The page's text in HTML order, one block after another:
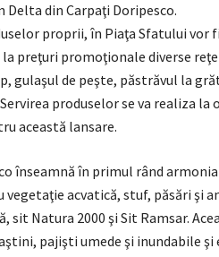
din Carpaţi Doripesco.
proprii, în Piaţa Sfatului vor
la preţuri promoţionale diverse
gulaşul de peşte, păstrăvul la
produselor se va realiza la
această lansare.
înseamnă în primul rând
acvatică, stuf, păsări şi
Natura 2000 şi Sit Ramsar.
pajişti umede şi inundabile şi